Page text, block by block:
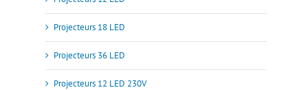
Projecteurs 18 LED
Projecteurs 36 LED
Projecteurs 12 LED 230V